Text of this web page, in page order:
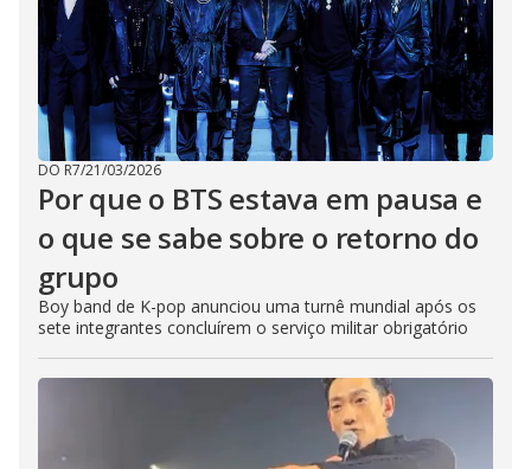
DO R7/21/03/2026
Por que o BTS estava em pausa e
o que se sabe sobre o retorno do
grupo
Boy band de K-pop anunciou uma turnê mundial após os
sete integrantes concluírem o serviço militar obrigatório